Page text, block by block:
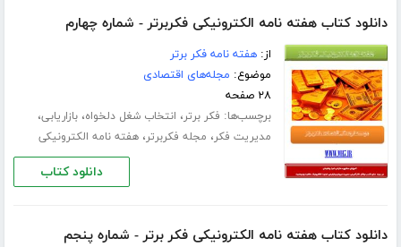
دانلود کتاب هفته نامه الکترونیکی فکربرتر - شماره چهارم
از:هفته نامه فکر برتر
موضوع: مجله‌های اقتصادی
۲۸ صفحه
برچسب‌ها: فکر برتر، انتخاب شغل دلخواه،بازاریابی،
مدیریت فکر، مجله فکربرتر،هفته نامه الکترونیکی
دانلود کتاب
دانلود کتاب هفته نامه الکترونیکی فکر برتر - شماره پنجم